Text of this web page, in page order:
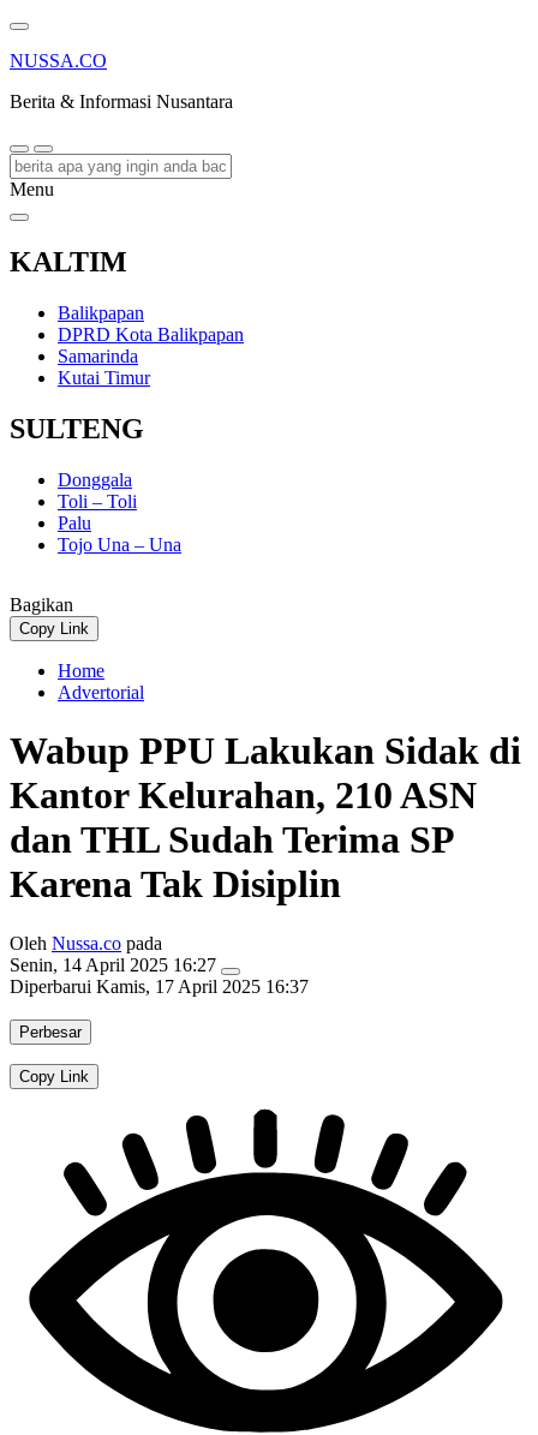
NUSSA.CO
Berita & Informasi Nusantara
Menu
KALTIM
Balikpapan
DPRD Kota Balikpapan
Samarinda
Kutai Timur
SULTENG
Donggala
Toli – Toli
Palu
Tojo Una – Una
Bagikan
Copy Link
Home
Advertorial
Wabup PPU Lakukan Sidak di
Kantor Kelurahan, 210 ASN
dan THL Sudah Terima SP
Karena Tak Disiplin
Oleh Nussa.co pada
Senin, 14 April 2025 16:27
Diperbarui Kamis, 17 April 2025 16:37
Perbesar
Copy Link